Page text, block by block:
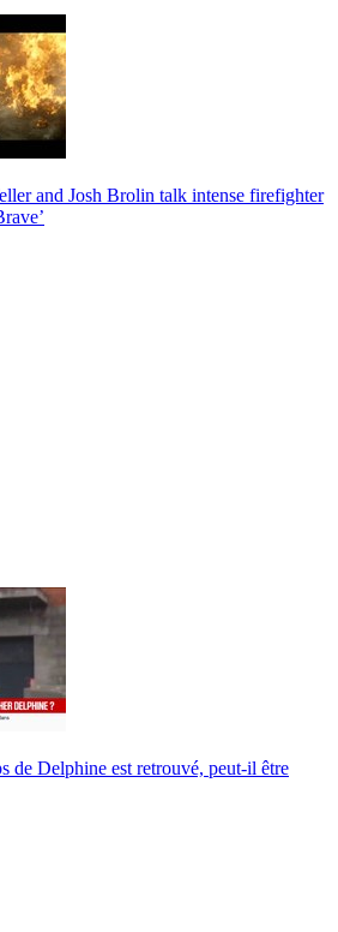
and Josh Brolin talk intense firefighter
de Delphine est retrouvé, peut-il être